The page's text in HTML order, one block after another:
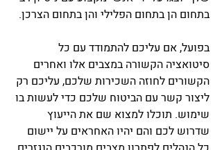
בתחום הן בתחום הפלילי והן בתחום הצרכן.
בפועל, אם עליכם להתמודד עם כל
סיטואציה הקשורה במצבים אלו ואחרים
הקשורים לחוזה השכירות שלכם, עליכם רק
ליצור קשר עם הביטוח שלכם כדי לעשות בו
שימוש. תוכלו למצוא שם את הייעוץ
שדרוש לכם והם יהיו האחראים על יישום